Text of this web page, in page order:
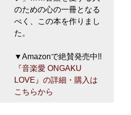
のための心の一冊となる
べく、この本を作りまし
た。
▼Amazonで絶賛発売中!!
『音楽愛 ONGAKU
LOVE』の詳細・購入は
こちらから